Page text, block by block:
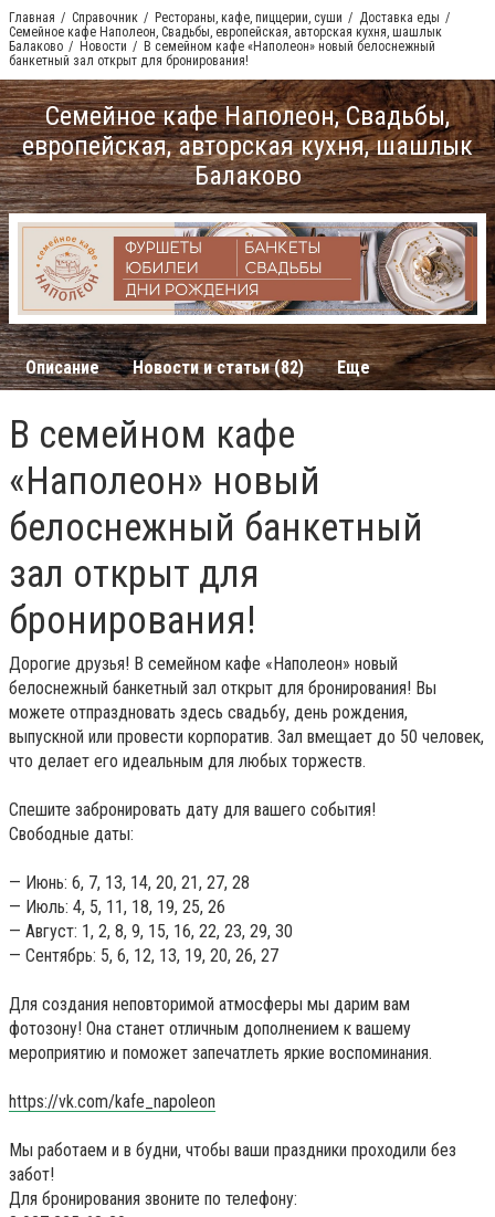
Главная Справочник Рестораны, кафе, пиццерии, суши
Доставка еды
Семейное кафе Наполеон, Свадьбы, европейская, авторская кухня, шашлык
Балаково
Новости
В семейном кафе «Наполеон» новый белоснежный
банкетный зал открыт для бронирования!
Семейное кафе Наполеон, Свадьбы,
европейская, авторская кухня, шашлык
Балаково
Описание Новости и статьи (82) Еще
В семейном кафе
«Наполеон» новый
белоснежный банкетный
зал открыт для
бронирования!
Дорогие друзья! В семейном кафе «Наполеон» новый
белоснежный банкетный зал открыт для бронирования! Вы
можете отпраздновать здесь свадьбу, день рождения,
выпускной или провести корпоратив. Зал вмещает до 50 человек,
что делает его идеальным для любых торжеств.
Спешите забронировать дату для вашего события!
Свободные даты:
— Июнь: 6, 7, 13, 14, 20, 21, 27, 28
— Июль: 4, 5, 11, 18, 19, 25, 26
— Август: 1, 2, 8, 9, 15, 16, 22, 23, 29, 30
— Сентябрь: 5, 6, 12, 13, 19, 20, 26, 27
Для создания неповторимой атмосферы мы дарим вам
фотозону! Она станет отличным дополнением к вашему
мероприятию и поможет запечатлеть яркие воспоминания.
https://vk.com/kafe_napoleon
Мы работаем и в будни, чтобы ваши праздники проходили без
забот!
Для бронирования звоните по телефону: